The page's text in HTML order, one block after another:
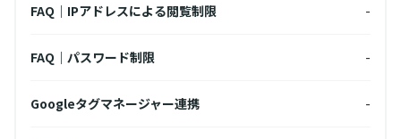
FAQ｜IPアドレスによる閲覧制限 -
FAQ｜パスワード制限 -
Googleタグマネージャー連携 -